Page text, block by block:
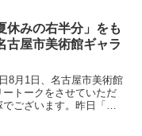
イベントです。その内
異なります
休みの右半分」をも
古屋市美術館ギャラ
8月1日、名古屋市美術館
ートークをさせていただ
ございます。昨日「全